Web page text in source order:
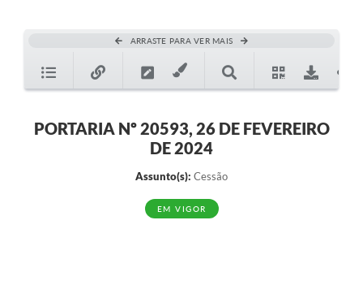
ARRASTE PARA VER MAIS
PORTARIA Nº 20593, 26 DE FEVEREIRO
DE 2024
Assunto(s): Cessão
EM VIGOR